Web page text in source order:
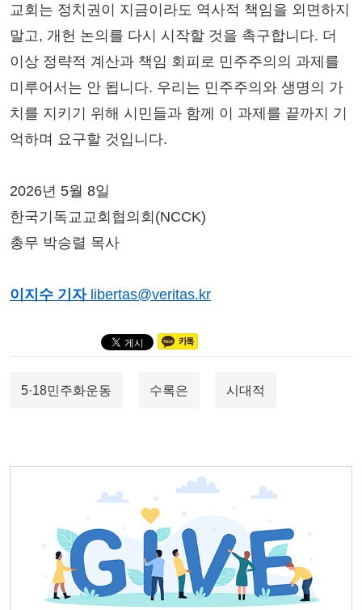
교회는 정치권이 지금이라도 역사적 책임을 외면하지
말고, 개헌 논의를 다시 시작할 것을 촉구합니다. 더
이상 정략적 계산과 책임 회피로 민주주의의 과제를
미루어서는 안 됩니다. 우리는 민주주의와 생명의 가
치를 지키기 위해 시민들과 함께 이 과제를 끝까지 기
억하며 요구할 것입니다.
2026년 5월 8일
한국기독교교회협의회(NCCK)
총무 박승렬 목사
이지수 기자 libertas@veritas.kr
5·18민주화운동 수록은 시대적